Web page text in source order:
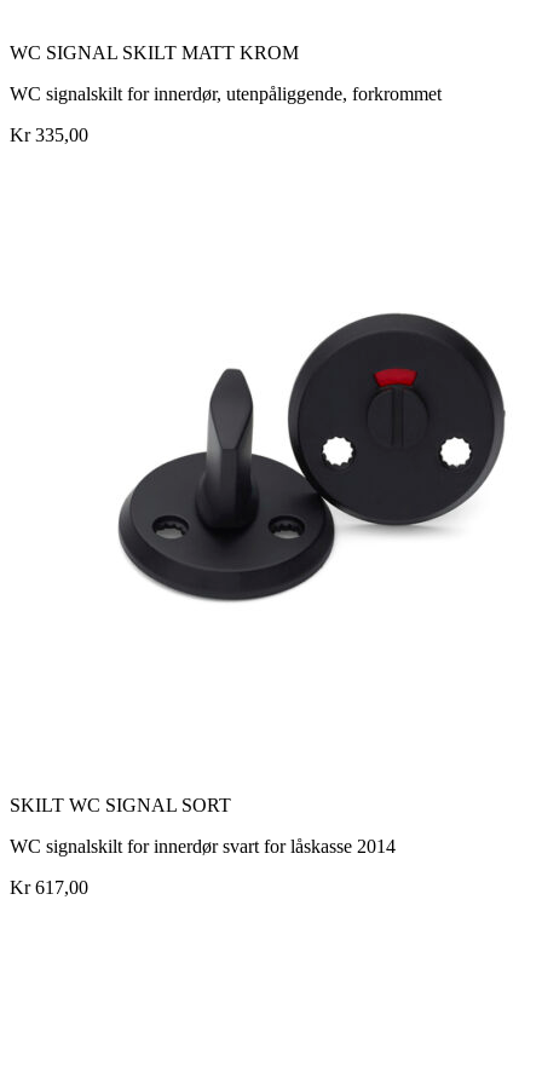
WC SIGNAL SKILT MATT KROM
WC signalskilt for innerdør, utenpåliggende, forkrommet
Kr 335,00
SKILT WC SIGNAL SORT
WC signalskilt for innerdør svart for låskasse 2014
Kr 617,00